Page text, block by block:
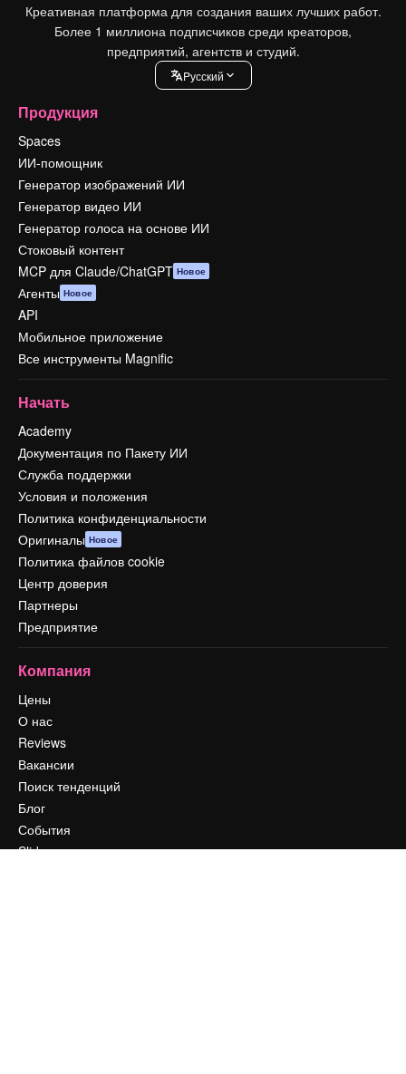
Креативная платформа для создания ваших лучших работ.
Более 1 миллиона подписчиков среди креаторов,
предприятий, агентств и студий.
Pусский
Продукция
Spaces
ИИ-помощник
Генератор изображений ИИ
Генератор видео ИИ
Генератор голоса на основе ИИ
Стоковый контент
MCP для Claude/ChatGPT Новое
Агенты Новое
API
Мобильное приложение
Все инструменты Magnific
Начать
Academy
Документация по Пакету ИИ
Служба поддержки
Условия и положения
Политика конфиденциальности
Оригиналы Новое
Политика файлов cookie
Центр доверия
Партнеры
Предприятие
Компания
Цены
О нас
Reviews
Вакансии
Поиск тенденций
Блог
События
Slidesgo